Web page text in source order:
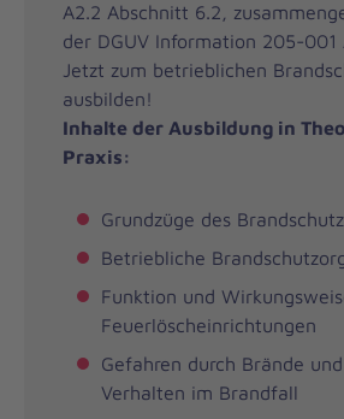
A2.2 Abschnitt 6.2,
der DGUV Information 205-001
Jetzt zum betrieblichen
ausbilden!
Inhalte der Ausbildung in
Praxis:
Grundzüge des
Betriebliche
Funktion und
Feuerlöscheinrichtungen
Gefahren durch Brände
Verhalten im Brandfall